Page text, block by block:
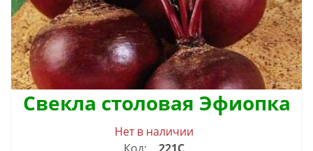
Свекла столовая Эфиопка
Нет в наличии